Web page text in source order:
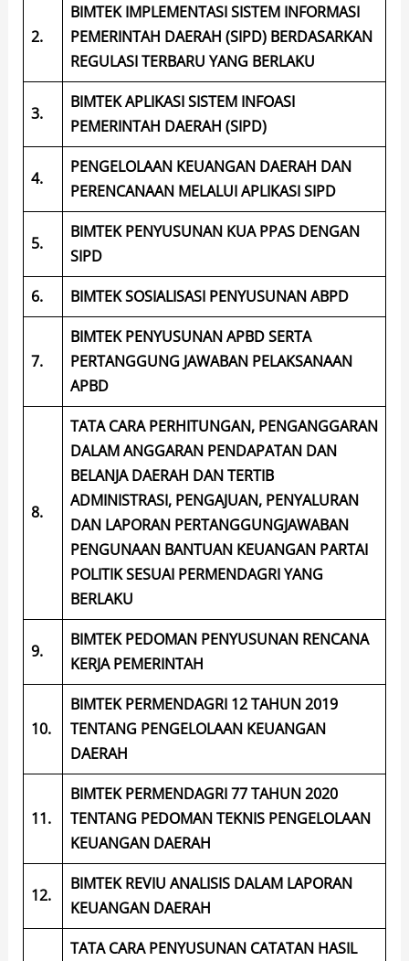
2.
BIMTEK IMPLEMENTASI SISTEM INFORMASI
PEMERINTAH DAERAH (SIPD) BERDASARKAN
REGULASI TERBARU YANG BERLAKU
3.
BIMTEK APLIKASI SISTEM INFOASI
PEMERINTAH DAERAH (SIPD)
4.
PENGELOLAAN KEUANGAN DAERAH DAN
PERENCANAAN MELALUI APLIKASI SIPD
5.
BIMTEK PENYUSUNAN KUA PPAS DENGAN
SIPD
6.
BIMTEK SOSIALISASI PENYUSUNAN ABPD
7.
BIMTEK PENYUSUNAN APBD SERTA
PERTANGGUNG JAWABAN PELAKSANAAN
APBD
8.
TATA CARA PERHITUNGAN, PENGANGGARAN
DALAM ANGGARAN PENDAPATAN DAN
BELANJA DAERAH DAN TERTIB
ADMINISTRASI, PENGAJUAN, PENYALURAN
DAN LAPORAN PERTANGGUNGJAWABAN
PENGUNAAN BANTUAN KEUANGAN PARTAI
POLITIK SESUAI PERMENDAGRI YANG
BERLAKU
9.
BIMTEK PEDOMAN PENYUSUNAN RENCANA
KERJA PEMERINTAH
10.
BIMTEK PERMENDAGRI 12 TAHUN 2019
TENTANG PENGELOLAAN KEUANGAN
DAERAH
11.
BIMTEK PERMENDAGRI 77 TAHUN 2020
TENTANG PEDOMAN TEKNIS PENGELOLAAN
KEUANGAN DAERAH
12.
BIMTEK REVIU ANALISIS DALAM LAPORAN
KEUANGAN DAERAH
TATA CARA PENYUSUNAN CATATAN HASIL